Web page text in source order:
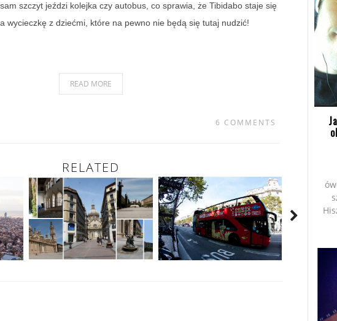
szczyt jeździ kolejka czy autobus, co sprawia, że Tibidabo staje się
wycieczkę z dziećmi, które na pewno nie będą się tutaj nudzić!
READ MORE
6 COMMENTS
RELATED